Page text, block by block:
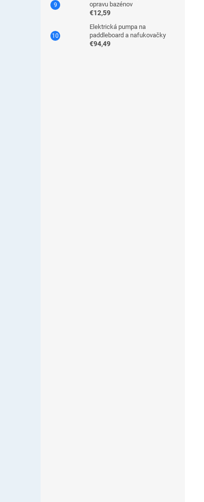
opravu bazénov
€12,59
Elektrická pumpa na
paddleboard a nafukovačky
€94,49